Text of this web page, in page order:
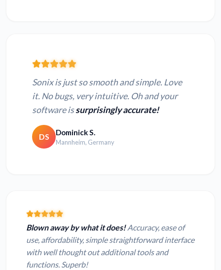
Sonix is just so smooth and simple. Love
it. No bugs, very intuitive. Oh and your
software issurprisingly accurate!
DS Dominick S.
Mannheim, Germany
Blown away by what it does!Accuracy, ease of
use, affordability, simple straightforward interface
with well thought out additional tools and
functions. Superb!